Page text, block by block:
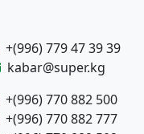
+(996) 779 47 39 39
kabar@super.kg
+(996) 770 882 500
+(996) 770 882 777